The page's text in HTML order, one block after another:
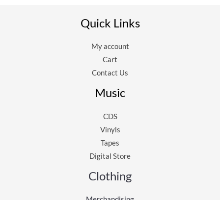
Quick Links
My account
Cart
Contact Us
Music
CDS
Vinyls
Tapes
Digital Store
Clothing